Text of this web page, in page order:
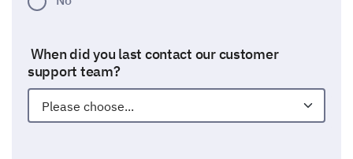
When did you last contact our customer
support team?